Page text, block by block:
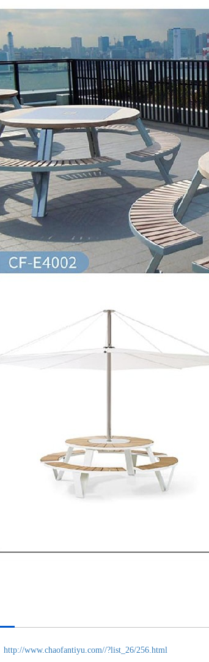
http://www.chaofantiyu.com//?list_26/256.html